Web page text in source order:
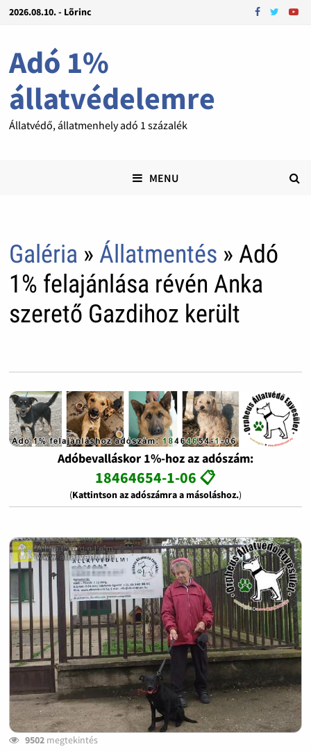
2026.08.10. - Lõrinc
Adó 1%
állatvédelemre
Állatvédő, állatmenhely adó 1 százalék
MENU
Galéria » Állatmentés » Adó
1% felajánlása révén Anka
szerető Gazdihoz került
Adóbevalláskor 1%-hoz az adószám:
18464654-1-06 📋
(Kattintson az adószámra a másoláshoz.)
9502megtekintés